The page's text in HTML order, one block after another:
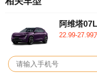
阿维塔07L
22.99-27.99